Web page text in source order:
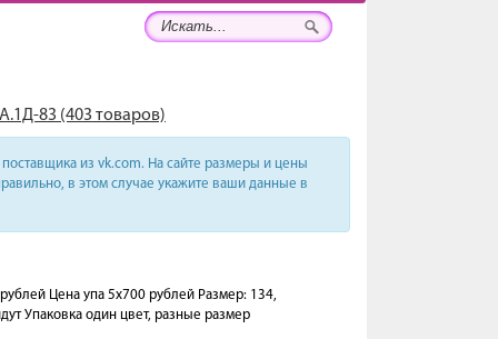
83 (403 товаров)
из vk.com. На сайте размеры и цены
в этом случае укажите ваши данные в
Цена упа 5х700 рублей Размер: 134,
Упаковка один цвет, разные размер